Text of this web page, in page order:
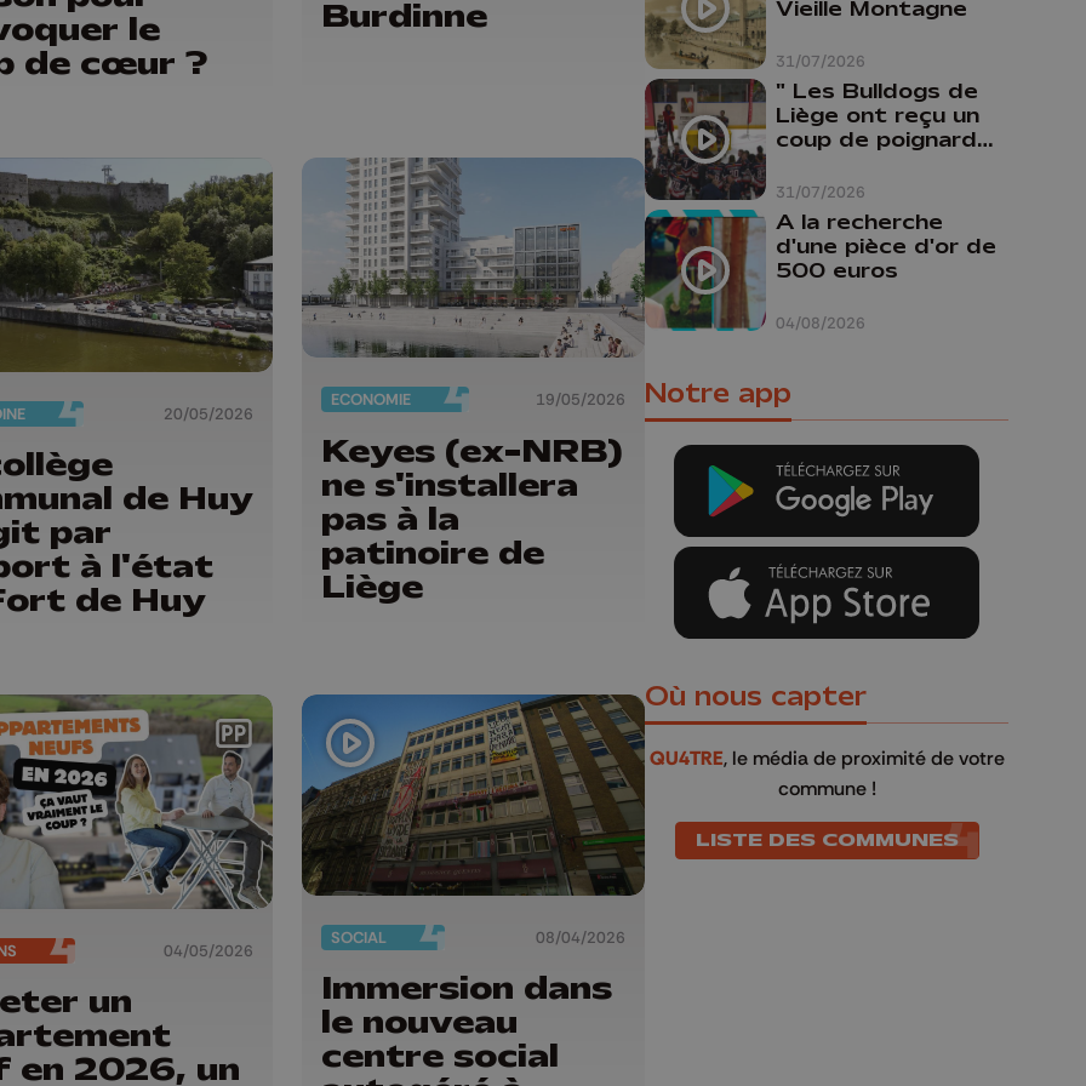
le
de cœur ?
Burdinne
20/05/2026
de Huy
par
à l'état
de Huy
ECONOMIE 19/05/2026
Keyes (ex-NRB)
ne s'installera
pas à la
patinoire de
Liège
04/05/2026
un
en 2026, un
SOCIAL 08/04/2026
Immersion dans
le nouveau
centre social
31/07/2026
Vieille Montagne
31/07/2026
" Les Bulldogs de
Liège ont reçu un
coup de poignard
04/08/2026
A la recherche
d'une pièce d'or de
500 euros
Notre app
Où nous capter
QU4TRE, le média de proximité de votre
commune !
LISTE DES COMMUNES